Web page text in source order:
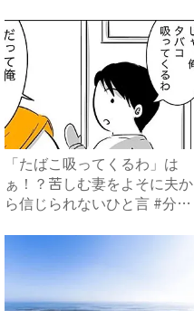
「たばこ吸ってくるわ」は
ぁ！？苦しむ妻をよそに夫か
ら信じられないひと言 #分娩